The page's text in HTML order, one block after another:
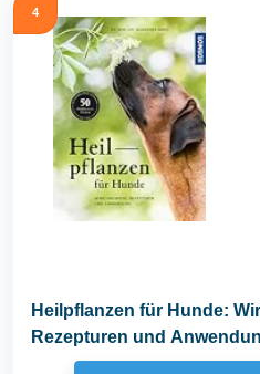
4
Heilpflanzen für Hunde:
Rezepturen und